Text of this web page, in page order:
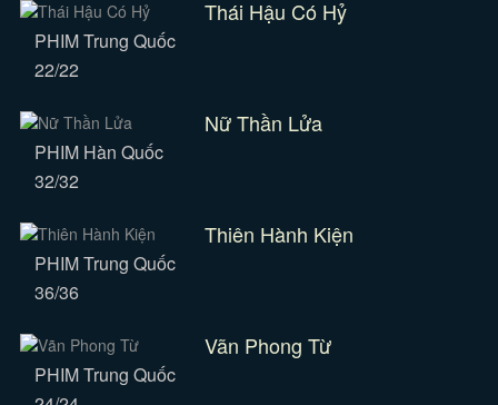
Thái Hậu Có Hỷ
PHIM Trung Quốc
22/22
Nữ Thần Lửa
PHIM Hàn Quốc
32/32
Thiên Hành Kiện
PHIM Trung Quốc
36/36
Vãn Phong Từ
PHIM Trung Quốc